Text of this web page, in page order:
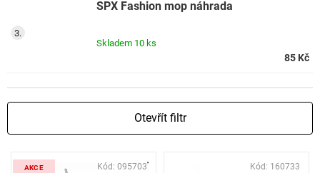
SPX Fashion mop náhrada
Skladem 10 ks
85 Kč
Otevřít filtr
V
AKCE Kód: 095703 Kód: 160733